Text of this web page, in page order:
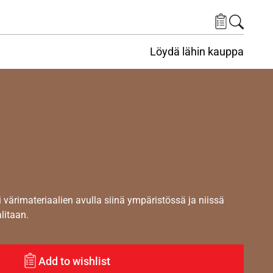
Löydä lähin kauppa
avulla siinä ympäristössä ja niissä
Add to wishlist